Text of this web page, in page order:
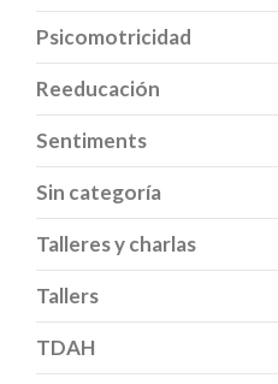
Psicomotricidad
Reeducación
Sentiments
Sin categoría
Talleres y charlas
Tallers
TDAH